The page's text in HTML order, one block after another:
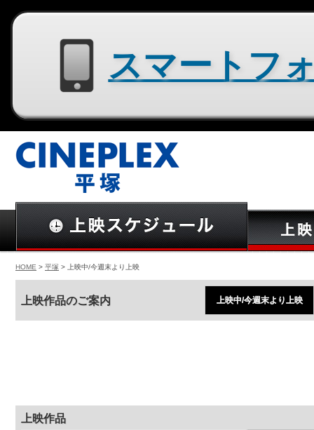
HOME > 平塚 > 上映中/今週末より上映
上映作品のご案内 上映中/今週末より上映
上映作品